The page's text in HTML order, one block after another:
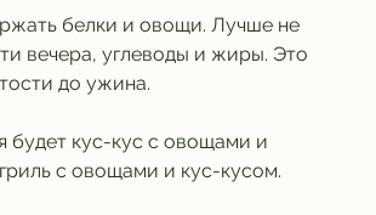
белки и овощи. Лучше не
вечера, углеводы и жиры. Это
до ужина.
будет кус-кус с овощами и
с овощами и кус-кусом.